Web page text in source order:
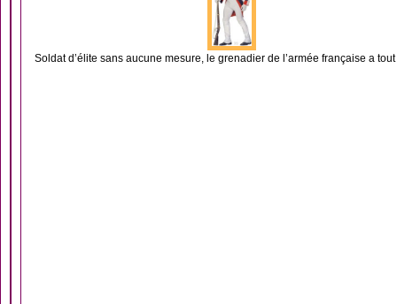
Soldat d’élite sans aucune mesure, le grenadier de l’armée française a